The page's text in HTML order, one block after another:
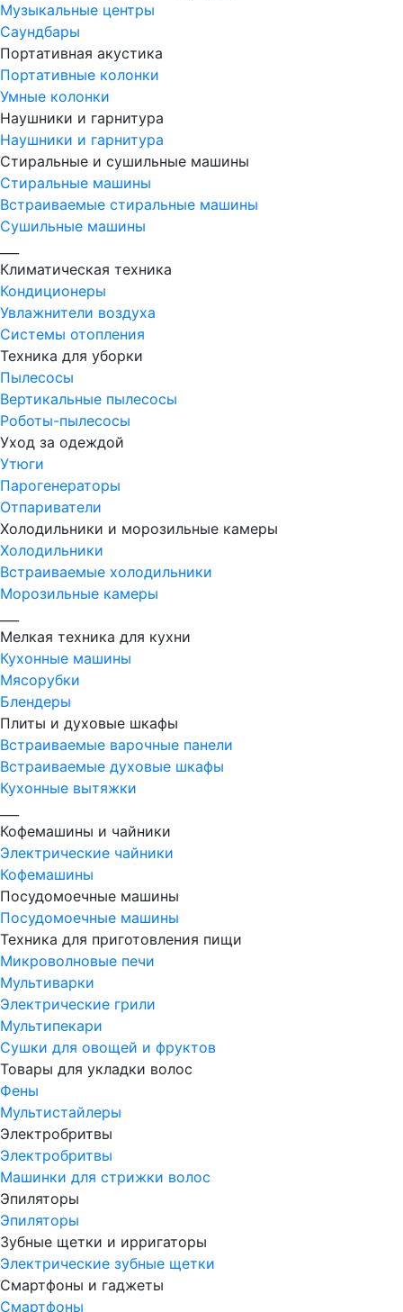
Музыкальные центры
Саундбары
Портативная акустика
Портативные колонки
Умные колонки
Наушники и гарнитура
Наушники и гарнитура
Стиральные и сушильные машины
Стиральные машины
Встраиваемые стиральные машины
Сушильные машины
Климатическая техника
Кондиционеры
Увлажнители воздуха
Системы отопления
Техника для уборки
Пылесосы
Вертикальные пылесосы
Роботы-пылесосы
Уход за одеждой
Утюги
Парогенераторы
Отпариватели
Холодильники и морозильные камеры
Холодильники
Встраиваемые холодильники
Морозильные камеры
Мелкая техника для кухни
Кухонные машины
Мясорубки
Блендеры
Плиты и духовые шкафы
Встраиваемые варочные панели
Встраиваемые духовые шкафы
Кухонные вытяжки
Кофемашины и чайники
Электрические чайники
Кофемашины
Посудомоечные машины
Посудомоечные машины
Техника для приготовления пищи
Микроволновые печи
Мультиварки
Электрические грили
Мультипекари
Сушки для овощей и фруктов
Товары для укладки волос
Фены
Мультистайлеры
Электробритвы
Электробритвы
Машинки для стрижки волос
Эпиляторы
Эпиляторы
Зубные щетки и ирригаторы
Электрические зубные щетки
Смартфоны и гаджеты
Смартфоны